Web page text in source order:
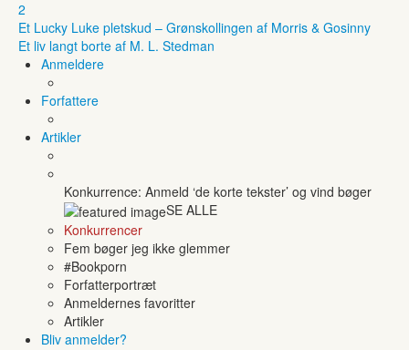
2
Et Lucky Luke pletskud – Grønskollingen af Morris & Gosinny
Et liv langt borte af M. L. Stedman
Anmeldere
Forfattere
Artikler
Konkurrence: Anmeld ‘de korte tekster’ og vind bøger
SE ALLE
Konkurrencer
Fem bøger jeg ikke glemmer
#Bookporn
Forfatterportræt
Anmeldernes favoritter
Artikler
Bliv anmelder?